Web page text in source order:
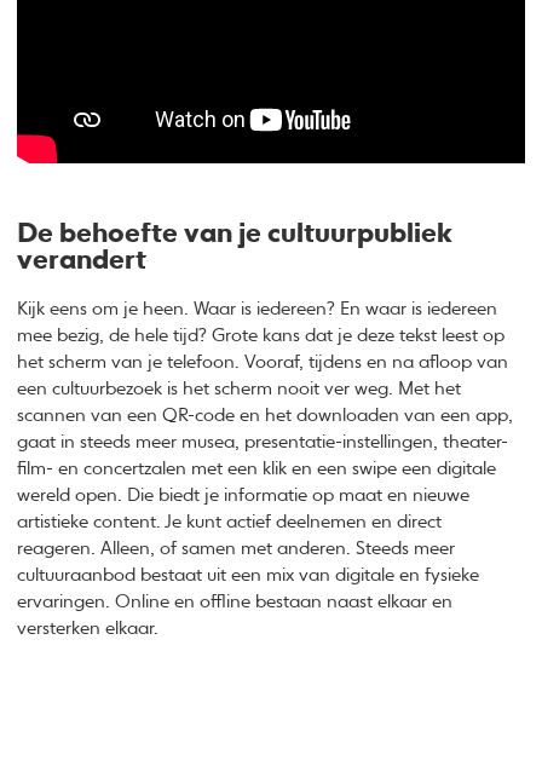
De behoefte van je cultuurpubliek
verandert
Kijk eens om je heen. Waar is iedereen? En waar is iedereen
mee bezig, de hele tijd? Grote kans dat je deze tekst leest op
het scherm van je telefoon. Vooraf, tijdens en na afloop van
een cultuurbezoek is het scherm nooit ver weg. Met het
scannen van een QR-code en het downloaden van een app,
gaat in steeds meer musea, presentatie-instellingen, theater-
film- en concertzalen met een klik en een swipe een digitale
wereld open. Die biedt je informatie op maat en nieuwe
artistieke content. Je kunt actief deelnemen en direct
reageren. Alleen, of samen met anderen. Steeds meer
cultuuraanbod bestaat uit een mix van digitale en fysieke
ervaringen. Online en offline bestaan naast elkaar en
versterken elkaar.